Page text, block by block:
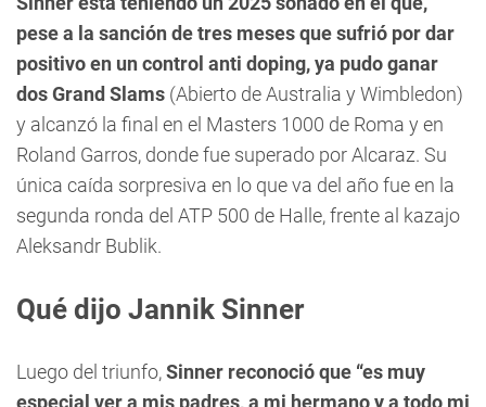
pese a la sanción de tres meses que sufrió por dar
positivo en un control anti doping, ya pudo ganar
dos Grand Slams (Abierto de Australia y Wimbledon)
y alcanzó la final en el Masters 1000 de Roma y en
Roland Garros, donde fue superado por Alcaraz. Su
única caída sorpresiva en lo que va del año fue en la
segunda ronda del ATP 500 de Halle, frente al kazajo
Aleksandr Bublik.
Qué dijo Jannik Sinner
Luego del triunfo,Sinner reconoció que “es muy
especial ver a mis padres, a mi hermano y a todo mi